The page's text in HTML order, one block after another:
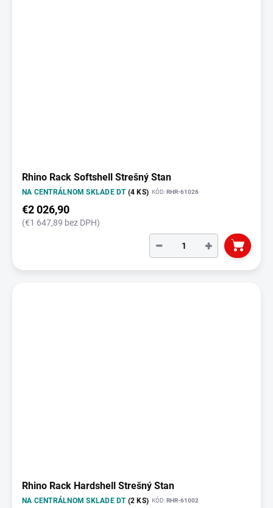
Rhino Rack Softshell Strešný Stan
NA CENTRÁLNOM SKLADE DT (4 KS) KÓD:RHR-61026
€2 026,90
(€1 647,89 bez DPH)
+
−
Rhino Rack Hardshell Strešný Stan
NA CENTRÁLNOM SKLADE DT (2 KS) KÓD:RHR-61002